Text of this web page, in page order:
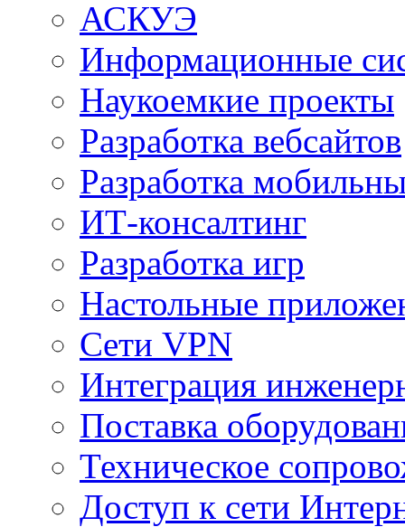
АСКУЭ
Информационные
Наукоемкие проекты
Разработка вебсайтов
Разработка
ИТ-консалтинг
Разработка игр
Настольные
Сети VPN
Интеграция
Поставка
Техническое
Доступ к сети